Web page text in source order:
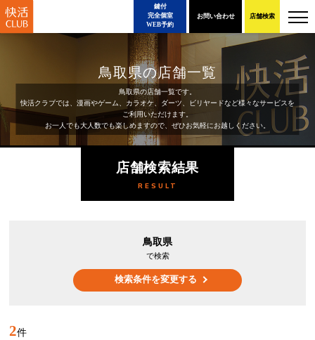
鍵付
完全個室
WEB予約
お問い合わせ 店舗検索
鳥取県の店舗一覧
鳥取県の店舗一覧です。
快活クラブでは、漫画やゲーム、カラオケ、ダーツ、ビリヤードなど様々なサービスを
ご利用いただけます。
お一人でも大人数でも楽しめますので、ぜひお気軽にお越しください。
店舗検索結果
RESULT
鳥取県
で検索
検索条件を変更する
2件